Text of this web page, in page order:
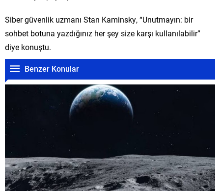
Siber güvenlik uzmanı Stan Kaminsky, “Unutmayın: bir
sohbet botuna yazdığınız her şey size karşı kullanılabilir”
diye konuştu.
Benzer Konular